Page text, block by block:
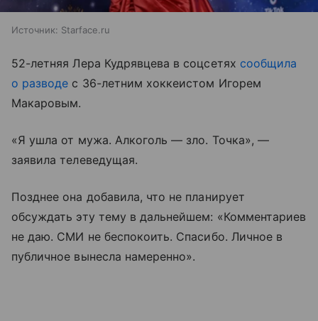
Источник: Starface.ru
52-летняя Лера Кудрявцева в соцсетях сообщила
о разводе с 36-летним хоккеистом Игорем
Макаровым.
«Я ушла от мужа. Алкоголь — зло. Точка», —
заявила телеведущая.
Позднее она добавила, что не планирует
обсуждать эту тему в дальнейшем: «Комментариев
не даю. СМИ не беспокоить. Спасибо. Личное в
публичное вынесла намеренно».